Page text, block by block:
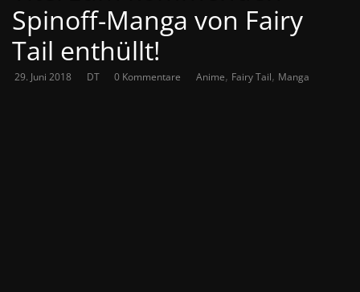
Spinoff-Manga von Fairy
Tail enthüllt!
29. Juni 2018 DT 0 Kommentare Anime, Fairy Tail, Manga